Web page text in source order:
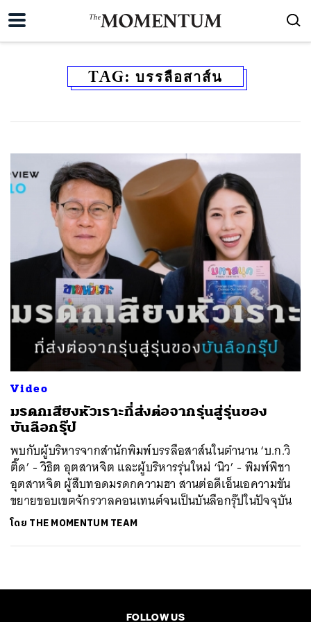
TAG: บรรลือสาส์น
Video
มรดกเสียงหัวเราะที่ส่งต่อจากรุ่นสู่รุ่นของ
บันลือกรุ๊ป
พบกับผู้บริหารจากสำนักพิมพ์บรรลือสาส์นในตำนาน ‘บ.ก.วิ
ติ๊ด’ - วิธิต อุตสาหจิต และผู้บริหารรุ่นใหม่ ‘นิว’ - พิมพ์พิชา
อุตสาหจิต ผู้สืบทอดมรดกความฮา สานต่อดีเอ็นเอความขัน
ขยายขอบเขตจักรวาลคอนเทนต์จนเป็นบันลือกรุ๊ปในปัจจุบัน
โดย THE MOMENTUM TEAM
FOLLOW US
ค้นหา
TWEET EMAIL